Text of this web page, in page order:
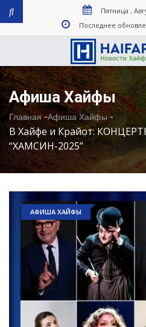
Пятница ,
Последнее
Афиша Хайфы
Главная-Афиша Хайфы-
В Хайфе и Крайот:
“ХАМСИН-2025”
АФИША ХАЙФЫ